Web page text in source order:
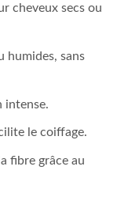
cheveux secs ou
humides, sans
intense.
le coiffage.
fibre grâce au